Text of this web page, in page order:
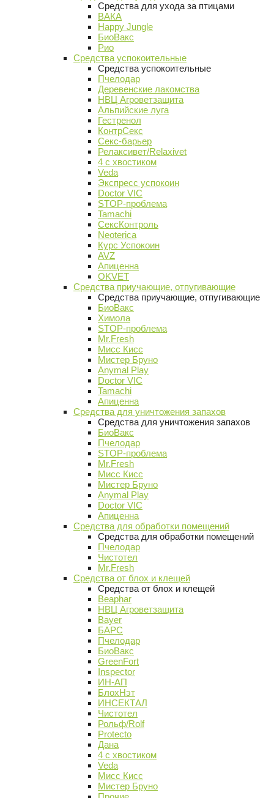
Средства для ухода за птицами
ВАКА
Happy Jungle
БиоВакс
Рио
Средства успокоительные
Средства успокоительные
Пчелодар
Деревенские лакомства
НВЦ Агроветзащита
Альпийские луга
Гестренол
КонтрСекс
Секс-барьер
Релаксивет/Relaxivet
4 с хвостиком
Veda
Экспресс успокоин
Doctor VIC
STOP-проблема
Tamachi
СексКонтроль
Neoterica
Курс Успокоин
AVZ
Апиценна
OKVET
Средства приучающие, отпугивающие
Средства приучающие, отпугивающие
БиоВакс
Химола
STOP-проблема
Mr.Fresh
Мисс Кисс
Мистер Бруно
Anymal Play
Doctor VIC
Tamachi
Апиценна
Средства для уничтожения запахов
Средства для уничтожения запахов
БиоВакс
Пчелодар
STOP-проблема
Mr.Fresh
Мисс Кисс
Мистер Бруно
Anymal Play
Doctor VIC
Апиценна
Средства для обработки помещений
Средства для обработки помещений
Пчелодар
Чистотел
Mr.Fresh
Средства от блох и клещей
Средства от блох и клещей
Beaphar
НВЦ Агроветзащита
Bayer
БАРС
Пчелодар
БиоВакс
GreenFort
Inspector
ИН-АП
БлохНэт
ИНСЕКТАЛ
Чистотел
Рольф/Rolf
Protecto
Дана
4 с хвостиком
Veda
Мисс Кисс
Мистер Бруно